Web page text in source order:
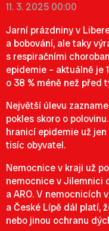
11. 3. 2025 00:00
Jarní prázdniny v
a bobování, ale taky
s respiračními
epidemie – aktuálně je
o 38 % méně než před
Největší úlevu
pokles skoro o
hranicí epidemie už jen
tisíc obyvatel.
Nemocnice v kraji už
nemocnice v Jilemnici
a ARO. V nemocnicích
a České Lípě dál platí,
nebo jinou ochranu